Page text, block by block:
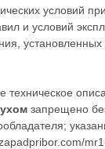
условий
и условий
техническое
запрещено